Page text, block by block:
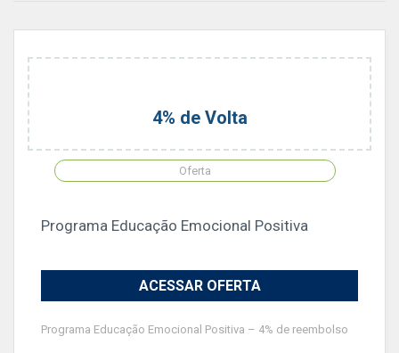
4% de Volta
Oferta
Programa Educação Emocional Positiva
ACESSAR OFERTA
Programa Educação Emocional Positiva – 4% de reembolso